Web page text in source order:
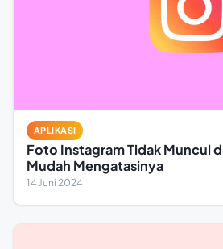
APLIKASI
Foto Instagram Tidak Muncul
Mudah Mengatasinya
14 Juni 2024